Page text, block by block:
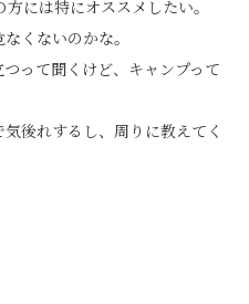
には特にオススメしたい。
くないのかな。
って聞くけど、キャンプって
後れするし、周りに教えてく